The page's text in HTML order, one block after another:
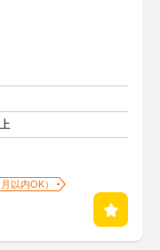
以内OK）